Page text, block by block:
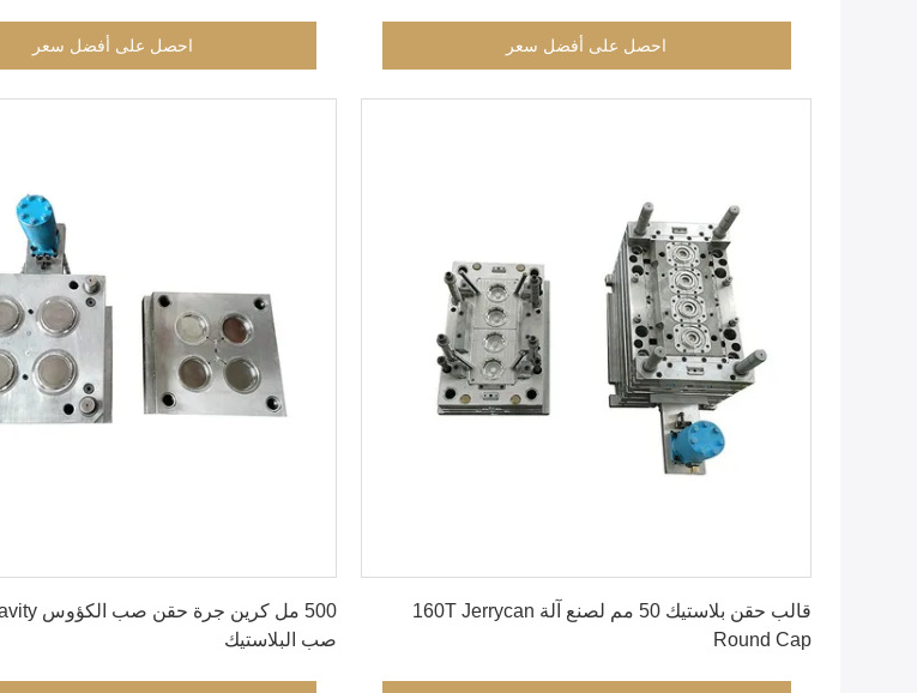
احصل على أفضل سعر احصل على أفضل سعر
قالب حقن بلاستيك 50 مم لصنع آلة 160T Jerrycan
Round Cap
صب البلاستيك